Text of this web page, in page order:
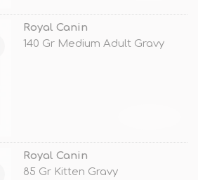
Royal Canin
140 Gr Medium Adult Gravy
Royal Canin
85 Gr Kitten Gravy